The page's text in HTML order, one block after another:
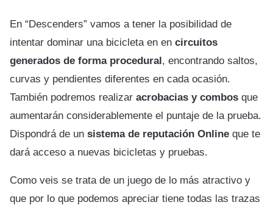
En “Descenders” vamos a tener la posibilidad de
intentar dominar una bicicleta en en circuitos
generados de forma procedural, encontrando saltos,
curvas y pendientes diferentes en cada ocasión.
También podremos realizar acrobacias y combos que
aumentarán considerablemente el puntaje de la prueba.
Dispondrá de un sistema de reputación Online que te
dará acceso a nuevas bicicletas y pruebas.
Como veis se trata de un juego de lo más atractivo y
que por lo que podemos apreciar tiene todas las trazas